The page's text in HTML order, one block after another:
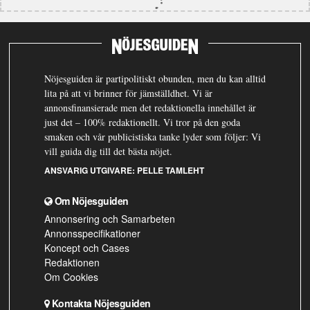
Nöjesguiden är partipolitiskt obunden, men du kan alltid
lita på att vi brinner för jämställdhet. Vi är
annonsfinansierade men det redaktionella innehållet är
just det – 100% redaktionellt. Vi tror på den goda
smaken och vår publicistiska tanke lyder som följer: Vi
vill guida dig till det bästa nöjet.
ANSVARIG UTGIVARE: PELLE TAMLEHT
Om Nöjesguiden
Annonsering och Samarbeten
Annonsspecifikationer
Koncept och Cases
Redaktionen
Om Cookies
Kontakta Nöjesguiden